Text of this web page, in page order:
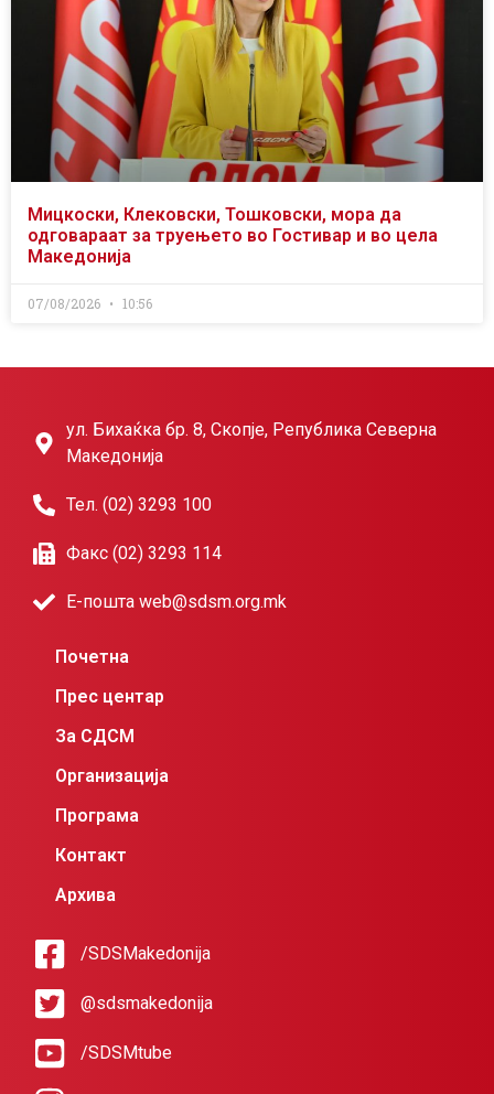
Мицкоски, Клековски, Тошковски, мора да
одговараат за труењето во Гостивар и во цела
Македонија
07/08/2026 10:56
ул. Бихаќка бр. 8, Скопје, Република Северна
Македонија
Тел. (02) 3293 100
Факс (02) 3293 114
Е-пошта web@sdsm.org.mk
Почетна
Прес центар
За СДСМ
Организација
Програма
Контакт
Архива
/SDSMakedonija
@sdsmakedonija
/SDSMtube